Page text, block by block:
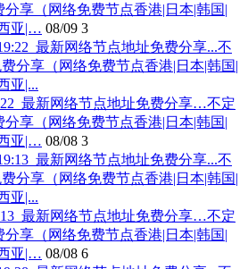
享（网络免费节点香港|日本|韩国|
亚|… 08/09 3
最新网络节点地址免费分享…不定
享（网络免费节点香港|日本|韩国|
亚|… 08/08 3
最新网络节点地址免费分享…不定
享（网络免费节点香港|日本|韩国|
亚|… 08/08 6